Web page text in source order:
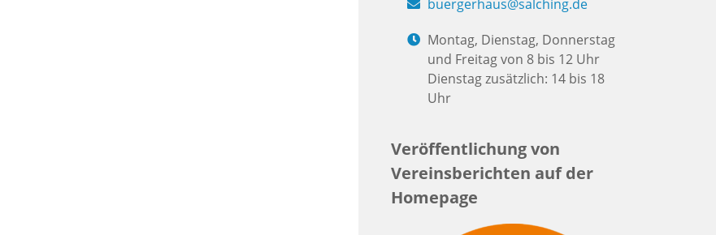
buergerhaus@salching.de
Montag, Dienstag, Donnerstag
und Freitag von 8 bis 12 Uhr
Dienstag zusätzlich: 14 bis 18
Uhr
Veröffentlichung von
Vereinsberichten auf der
Homepage